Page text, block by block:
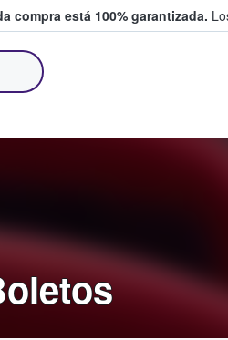
compra está 100% garantizada.